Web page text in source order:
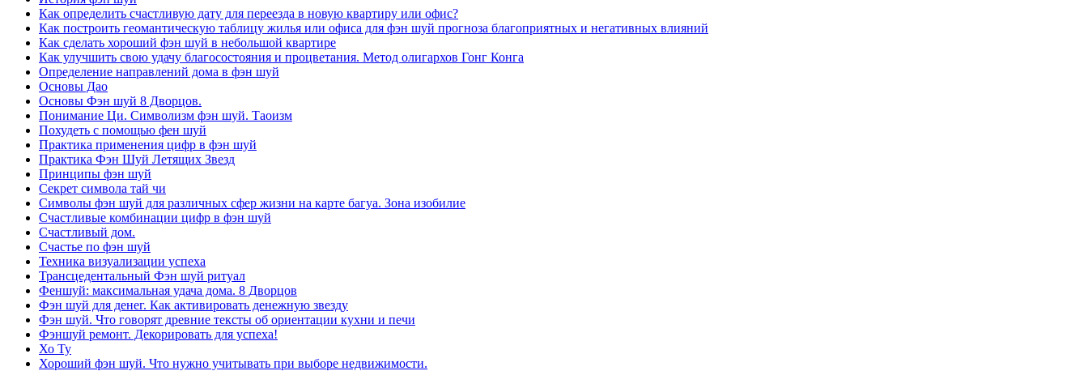
Как определить счастливую дату для переезда в новую квартиру или офис?
Как построить геомантическую таблицу жилья или офиса для фэн шуй прогноза благоприятных и негативных влияний
Как сделать хороший фэн шуй в небольшой квартире
Как улучшить свою удачу благосостояния и процветания. Метод олигархов Гонг Конга
Определение направлений дома в фэн шуй
Основы Дао
Основы Фэн шуй 8 Дворцов.
Понимание Ци. Символизм фэн шуй. Таоизм
Похудеть с помощью фен шуй
Практика применения цифр в фэн шуй
Практика Фэн Шуй Летящих Звезд
Принципы фэн шуй
Секрет символа тай чи
Символы фэн шуй для различных сфер жизни на карте багуа. Зона изобилие
Счастливые комбинации цифр в фэн шуй
Счастливый дом.
Счастье по фэн шуй
Техника визуализации успеха
Трансцедентальный Фэн шуй ритуал
Феншуй: максимальная удача дома. 8 Дворцов
Фэн шуй для денег. Как активировать денежную звезду
Фэн шуй. Что говорят древние тексты об ориентации кухни и печи
Фэншуй ремонт. Декорировать для успеха!
Хо Ту
Хороший фэн шуй. Что нужно учитывать при выборе недвижимости.